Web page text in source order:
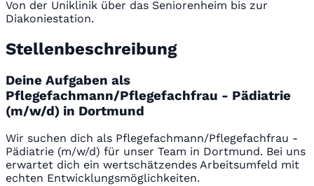
Von der Uniklinik über das Seniorenheim bis zur
Diakoniestation.
Stellenbeschreibung
Deine Aufgaben als
Pflegefachmann/Pflegefachfrau - Pädiatrie
(m/w/d) in Dortmund
Wir suchen dich als Pflegefachmann/Pflegefachfrau -
Pädiatrie (m/w/d) für unser Team in Dortmund. Bei uns
erwartet dich ein wertschätzendes Arbeitsumfeld mit
echten Entwicklungsmöglichkeiten.